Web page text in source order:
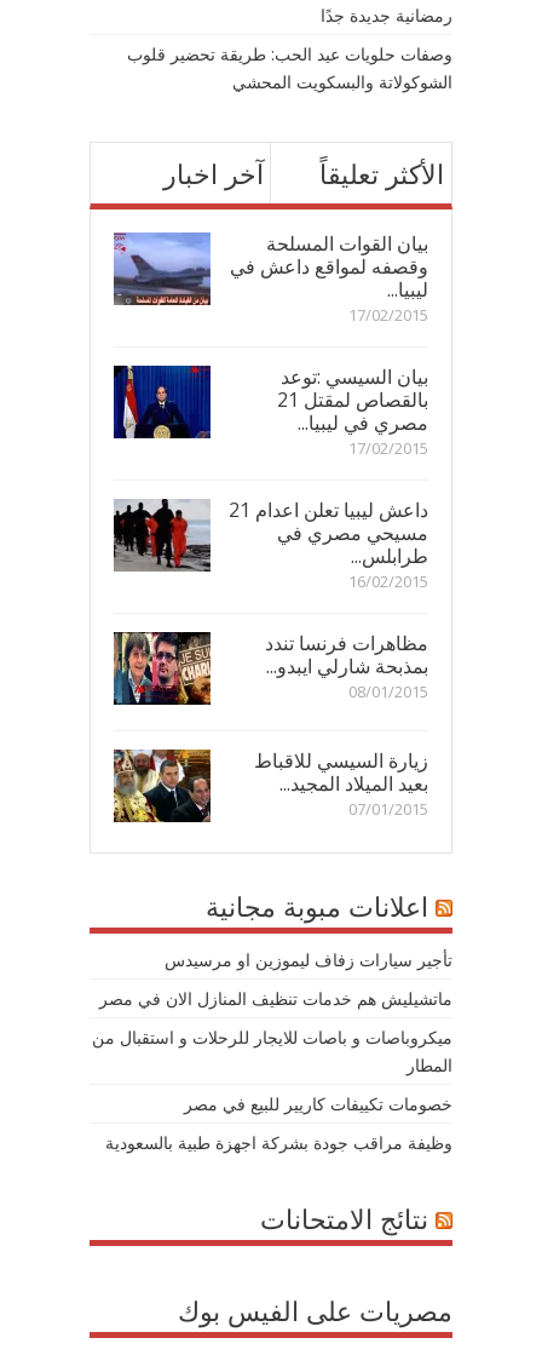
رمضانية جديدة جدًا
وصفات حلويات عيد الحب: طريقة تحضير قلوب
الشوكولاتة والبسكويت المحشي
آخر اخبار الأكثر تعليقاً
بيان القوات المسلحة
وقصفه لمواقع داعش في
ليبيا...
17/02/2015
بيان السيسي :توعد
بالقصاص لمقتل 21
مصري في ليبيا...
17/02/2015
داعش ليبيا تعلن اعدام 21
مسيحي مصري في
طرابلس...
16/02/2015
مظاهرات فرنسا تندد
بمذبحة شارلي ايبدو...
08/01/2015
زيارة السيسي للاقباط
بعيد الميلاد المجيد...
07/01/2015
اعلانات مبوبة مجانية
تأجير سيارات زفاف ليموزين او مرسيدس
ماتشيليش هم خدمات تنظيف المنازل الان في مصر
ميكروباصات و باصات للايجار للرحلات و استقبال من
المطار
خصومات تكييفات كاريير للبيع في مصر
وظيفة مراقب جودة بشركة اجهزة طبية بالسعودية
نتائج الامتحانات
مصريات على الفيس بوك